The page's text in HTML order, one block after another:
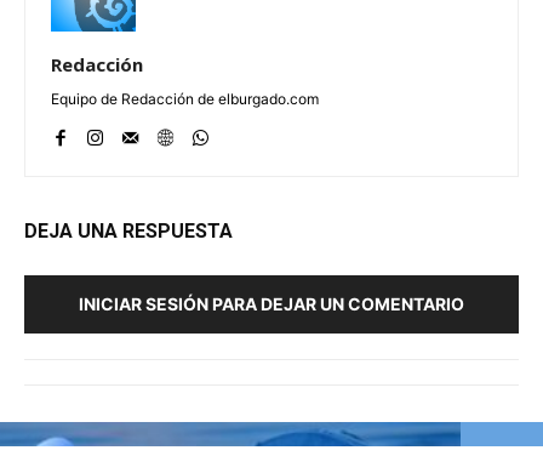
Redacción
Equipo de Redacción de elburgado.com
DEJA UNA RESPUESTA
INICIAR SESIÓN PARA DEJAR UN COMENTARIO